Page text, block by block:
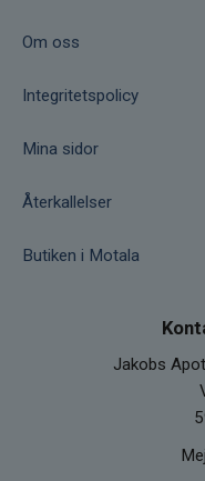
Om oss
Integritetspolicy
Mina sidor
Återkallelser
Butiken i Motala
Jakobs